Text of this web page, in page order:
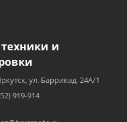
и
ул. Баррикад, 24А/1
919-914